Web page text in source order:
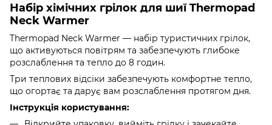
Набір хімічних грілок для шиї Thermopad
Neck Warmer
Thermopad Neck Warmer — набір туристичних грілок,
що активуються повітрям та забезпечують глибоке
розслаблення та тепло до 8 годин.
Три теплових відсіки забезпечують комфортне тепло,
що огортає та дарує вам розслаблення протягом дня.
Інструкція користування: